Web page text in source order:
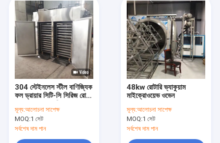
304 স্টেইনলেস স্টীল বাণিজ্যিক
ফল ড্রায়ার সিটি-সি সিরিজ রোজ
মূল্য:আলোচনা সাপেক্ষ
MOQ:1 সেট
সর্বশেষ দাম পান
48kw রোটারি ভ্যাকুয়াম
মাইক্রোওয়েভ ওভেন
মূল্য:আলোচনা সাপেক্ষ
MOQ:1 সেট
সর্বশেষ দাম পান